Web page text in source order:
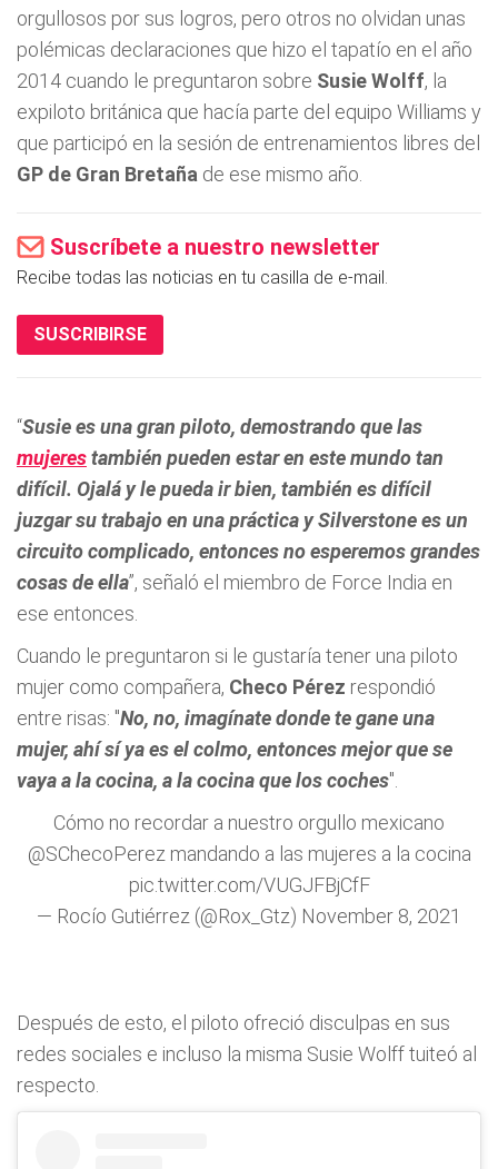
orgullosos por sus logros, pero otros no olvidan unas
polémicas declaraciones que hizo el tapatío en el año
2014 cuando le preguntaron sobre Susie Wolff, la
expiloto británica que hacía parte del equipo Williams y
que participó en la sesión de entrenamientos libres del
GP de Gran Bretaña de ese mismo año.
Suscríbete a nuestro newsletter
Recibe todas las noticias en tu casilla de e-mail.
SUSCRIBIRSE
“Susie es una gran piloto, demostrando que las
mujerestambién pueden estar en este mundo tan
difícil. Ojalá y le pueda ir bien, también es difícil
juzgar su trabajo en una práctica y Silverstone es un
circuito complicado, entonces no esperemos grandes
cosas de ella”, señaló el miembro de Force India en
ese entonces.
Cuando le preguntaron si le gustaría tener una piloto
mujer como compañera, Checo Pérez respondió
entre risas: "No, no, imagínate donde te gane una
mujer, ahí sí ya es el colmo, entonces mejor que se
vaya a la cocina, a la cocina que los coches".
Cómo no recordar a nuestro orgullo mexicano
@SChecoPerez mandando a las mujeres a la cocina
pic.twitter.com/VUGJFBjCfF
— Rocío Gutiérrez (@Rox_Gtz) November 8, 2021
Después de esto, el piloto ofreció disculpas en sus
redes sociales e incluso la misma Susie Wolff tuiteó al
respecto.